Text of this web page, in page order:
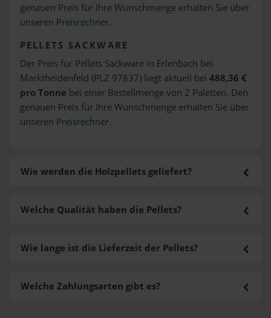
genauen Preis für Ihre Wunschmenge erhalten Sie über
unseren Preisrechner.
PELLETS SACKWARE
Der Preis für Pellets Sackware in Erlenbach bei
Marktheidenfeld (PLZ 97837) liegt aktuell bei 488,36 €
pro Tonne bei einer Bestellmenge von 2 Paletten. Den
genauen Preis für Ihre Wunschmenge erhalten Sie über
unseren Preisrechner.
Wie werden die Holzpellets geliefert?
Welche Zahlungsarten gibt es?
Welche Qualität haben die Pellets?
Wie lange ist die Lieferzeit der Pellets?